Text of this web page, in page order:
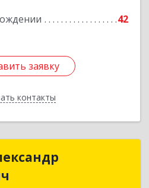
42
заявку
контакты
заявку
Назад
Александр